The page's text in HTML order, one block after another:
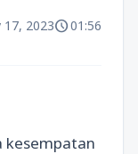
17, 2023schedule01:56
kesempatan